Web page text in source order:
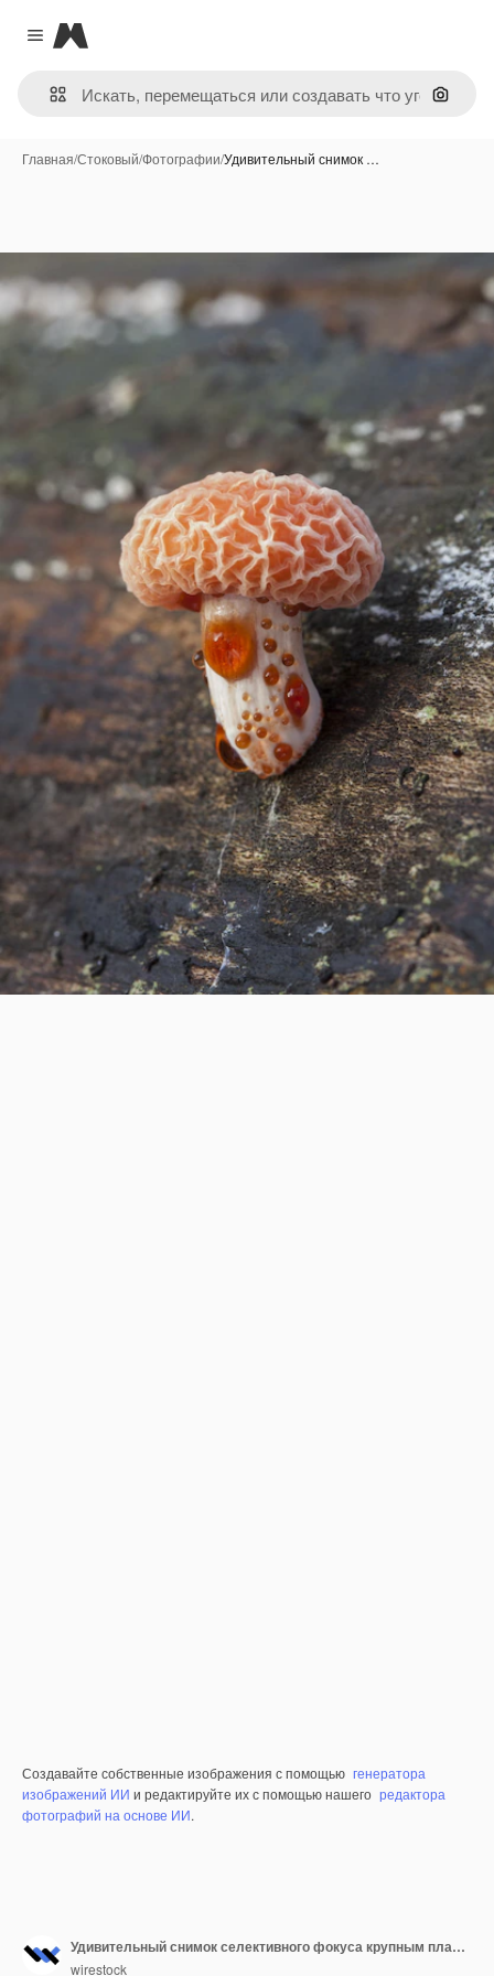
Close menu
Magnific
Поиск
Главная/Стоковый/Фотографии/Удивительный снимок …
Создавайте собственные изображения с помощью генератора
изображений ИИ и редактируйте их с помощью нашего редактора
фотографий на основе ИИ.
Удивительный снимок селективного фокуса крупным планом из мухомора
wirestock